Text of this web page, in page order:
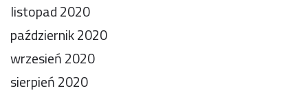
listopad 2020
październik 2020
wrzesień 2020
sierpień 2020